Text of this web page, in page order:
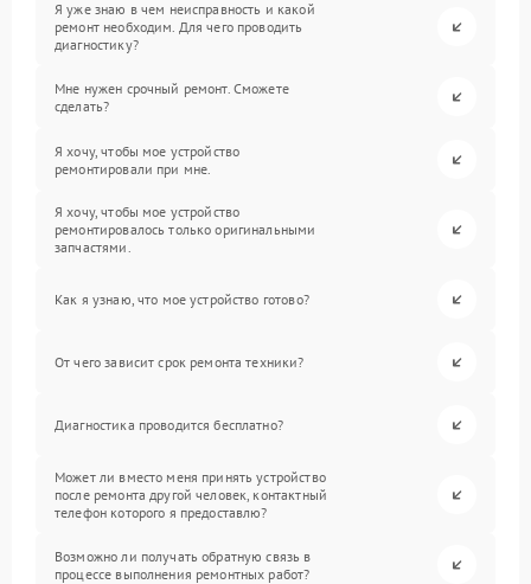
Я уже знаю в чем неисправность и какой
ремонт необходим. Для чего проводить
диагностику?
Мне нужен срочный ремонт. Сможете
сделать?
Я хочу, чтобы мое устройство
ремонтировали при мне.
Я хочу, чтобы мое устройство
ремонтировалось только оригинальными
запчастями.
Как я узнаю, что мое устройство готово?
От чего зависит срок ремонта техники?
Диагностика проводится бесплатно?
Может ли вместо меня принять устройство
после ремонта другой человек, контактный
телефон которого я предоставлю?
Возможно ли получать обратную связь в
процессе выполнения ремонтных работ?